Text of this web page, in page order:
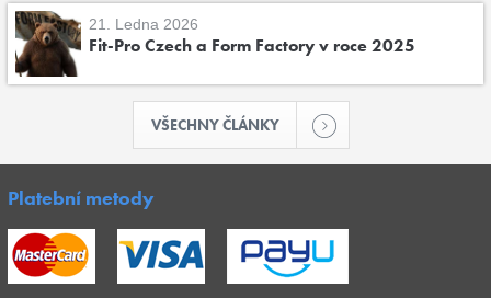
21. Ledna 2026
Fit-Pro Czech a Form Factory v roce 2025
VŠECHNY ČLÁNKY
Platební metody